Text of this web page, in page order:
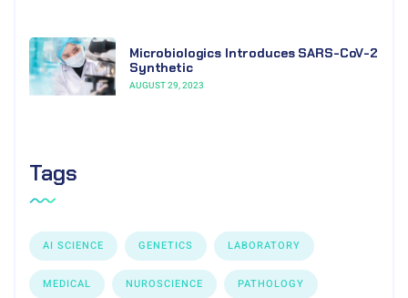
Microbiologics Introduces SARS-CoV-2
Synthetic
AUGUST 29, 2023
Tags
AI SCIENCE GENETICS LABORATORY
MEDICAL NUROSCIENCE PATHOLOGY